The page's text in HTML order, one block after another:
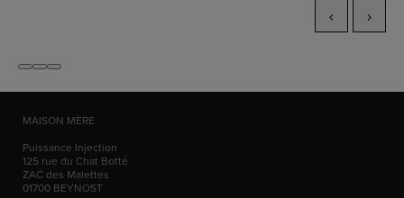
MAISON MÈRE
Puissance Injection
125 rue du Chat Botté
ZAC des Malettes
01700 BEYNOST